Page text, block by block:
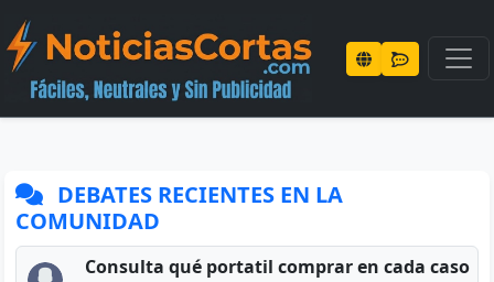
DEBATES RECIENTES EN LA
COMUNIDAD
Consulta qué portatil comprar en cada caso